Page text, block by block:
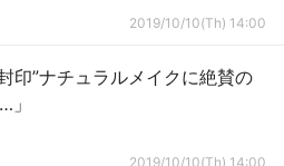
2019/10/10(Th) 14:00
印”ナチュラルメイクに絶賛の
2019/10/10(Th) 14:00